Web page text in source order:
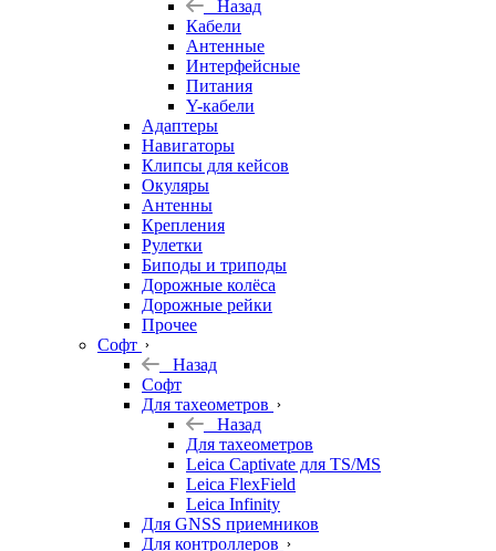
Назад
Кабели
Антенные
Интерфейсные
Питания
Y-кабели
Адаптеры
Навигаторы
Клипсы для кейсов
Окуляры
Антенны
Крепления
Рулетки
Биподы и триподы
Дорожные колёса
Дорожные рейки
Прочее
Софт
Назад
Софт
Для тахеометров
Назад
Для тахеометров
Leica Captivate для TS/MS
Leica FlexField
Leica Infinity
Для GNSS приемников
Для контроллеров